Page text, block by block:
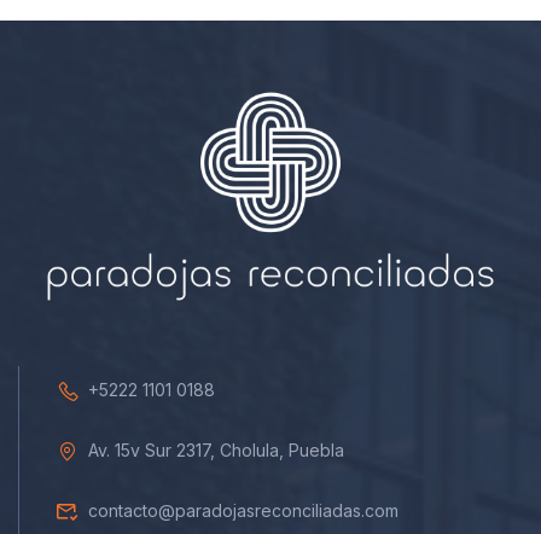
+5222 1101 0188
Av. 15v Sur 2317, Cholula, Puebla
contacto@paradojasreconciliadas.com